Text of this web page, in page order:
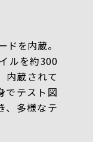
ドを内蔵。
ルを約300
内蔵されて
でテスト図
、多様なテ